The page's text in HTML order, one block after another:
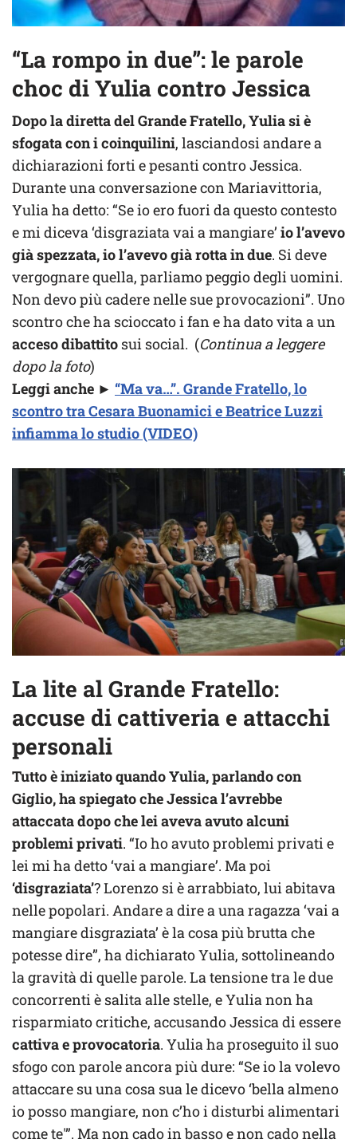
“La rompo in due”: le parole
choc di Yulia contro Jessica
Dopo la diretta del Grande Fratello, Yulia si è
sfogata con i coinquilini, lasciandosi andare a
dichiarazioni forti e pesanti contro Jessica.
Durante una conversazione con Mariavittoria,
Yulia ha detto: “Se io ero fuori da questo contesto
e mi diceva ‘disgraziata vai a mangiare’ io l’avevo
già spezzata, io l’avevo già rotta in due. Si deve
vergognare quella, parliamo peggio degli uomini.
Non devo più cadere nelle sue provocazioni”. Uno
scontro che ha scioccato i fan e ha dato vita a un
acceso dibattito sui social. (Continua a leggere
dopo la foto)
Leggi anche ► “Ma va…”. Grande Fratello, lo
scontro tra Cesara Buonamici e Beatrice Luzzi
infiamma lo studio (VIDEO)
La lite al Grande Fratello:
accuse di cattiveria e attacchi
personali
Tutto è iniziato quando Yulia, parlando con
Giglio, ha spiegato che Jessica l’avrebbe
attaccata dopo che lei aveva avuto alcuni
problemi privati. “Io ho avuto problemi privati e
lei mi ha detto ‘vai a mangiare’. Ma poi
‘disgraziata’? Lorenzo si è arrabbiato, lui abitava
nelle popolari. Andare a dire a una ragazza ‘vai a
mangiare disgraziata’ è la cosa più brutta che
potesse dire”, ha dichiarato Yulia, sottolineando
la gravità di quelle parole. La tensione tra le due
concorrenti è salita alle stelle, e Yulia non ha
risparmiato critiche, accusando Jessica di essere
cattiva e provocatoria. Yulia ha proseguito il suo
sfogo con parole ancora più dure: “Se io la volevo
attaccare su una cosa sua le dicevo ‘bella almeno
io posso mangiare, non c’ho i disturbi alimentari
come te'”. Ma non cado in basso e non cado nella